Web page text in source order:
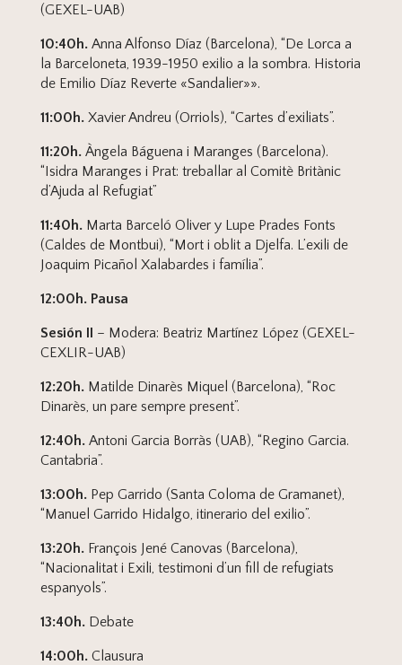
(GEXEL-UAB)
10:40h. Anna Alfonso Díaz (Barcelona), “De Lorca a
la Barceloneta, 1939-1950 exilio a la sombra. Historia
de Emilio Díaz Reverte «Sandalier»».
11:00h. Xavier Andreu (Orriols), “Cartes d’exiliats”.
11:20h.Àngela Báguena i Maranges (Barcelona).
“Isidra Maranges i Prat: treballar al Comitè Britànic
d’Ajuda al Refugiat”
11:40h.Marta Barceló Oliver y Lupe Prades Fonts
(Caldes de Montbui), “Mort i oblit a Djelfa. L’exili de
Joaquim Picañol Xalabardes i família”.
12:00h. Pausa
Sesión II – Modera: Beatriz Martínez López (GEXEL-
CEXLIR-UAB)
12:20h.Matilde Dinarès Miquel (Barcelona), “Roc
Dinarès, un pare sempre present”.
12:40h. Antoni Garcia Borràs (UAB), “Regino Garcia.
Cantabria”.
13:00h. Pep Garrido (Santa Coloma de Gramanet),
“Manuel Garrido Hidalgo, itinerario del exilio”.
13:20h. François Jené Canovas (Barcelona),
“Nacionalitat i Exili, testimoni d’un fill de refugiats
espanyols”.
13:40h.Debate
14:00h. Clausura